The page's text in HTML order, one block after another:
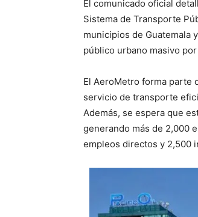
El comunicado oficial
Sistema de Transporte
municipios de Guatemala
público urbano masivo
El AeroMetro forma parte
servicio de transporte
Además, se espera que
generando más de 2,000
empleos directos y 2,500